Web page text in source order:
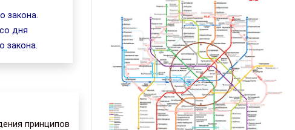
закона.
дня
закона.
принципов